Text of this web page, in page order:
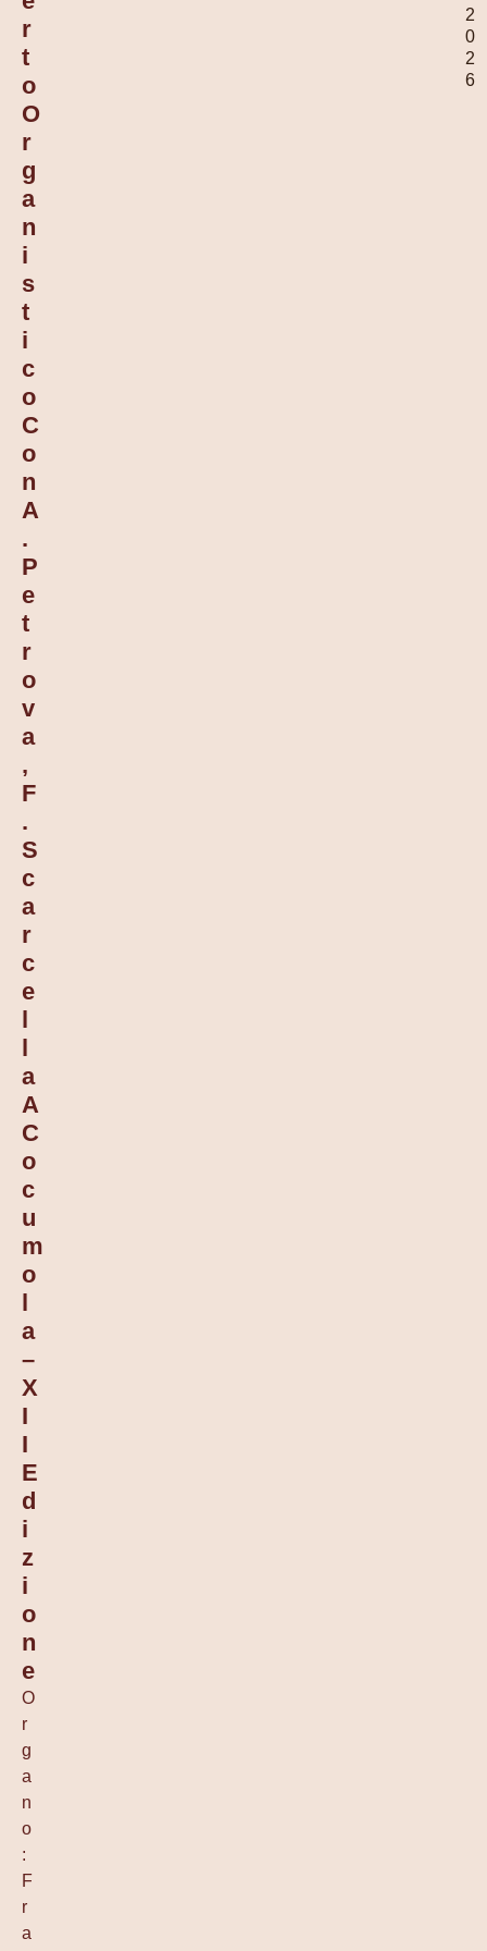
2
0
2
6
R
T
O
O
R
G
A
N
I
S
T
I
C
O
C
O
N
A
.
P
E
T
R
O
V
A
,
F
.
S
C
A
R
C
E
L
L
A
A
C
O
C
U
M
O
L
A
–
X
I
I
E
D
I
Z
I
O
N
E
O
r
g
a
n
o
:
F
r
a